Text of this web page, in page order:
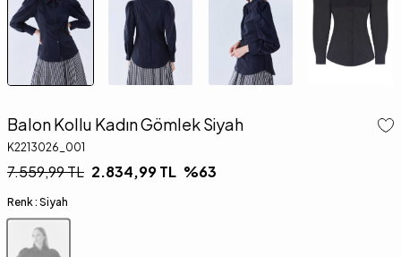
Balon Kollu Kadın Gömlek Siyah
K2213026_001
7.559,99TL 2.834,99TL %63
Renk : Siyah